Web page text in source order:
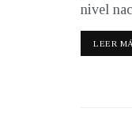
nivel
LEER